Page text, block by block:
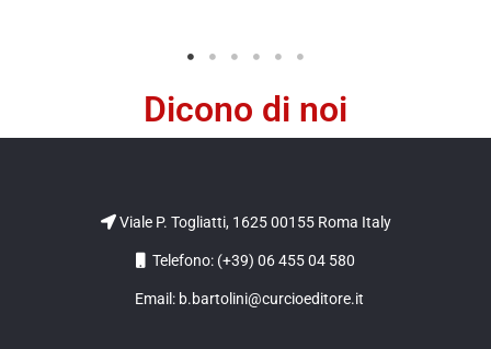
Dicono di noi
Viale P. Togliatti, 1625 00155 Roma Italy
Telefono: (+39) 06 455 04 580
Email: b.bartolini@curcioeditore.it